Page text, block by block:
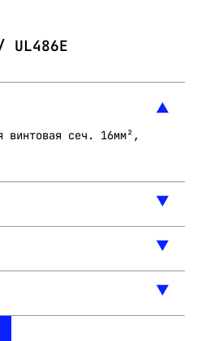
UL486E
винтовая сеч. 16мм²,